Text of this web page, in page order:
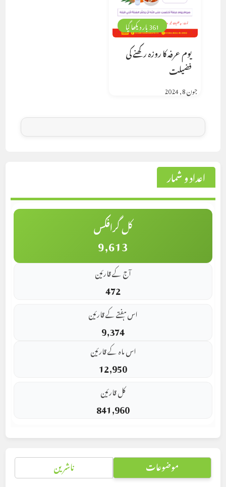
361 بار دیکھا گیا
یوم عرفہ کا روزہ رکھنے کی
فضیلت
جون 8, 2024
اعداد و شمار
کل گرافکس
9,613
آج کے قارئین
472
اس ہفتے کے قارئین
9,374
اس ماہ کے قارئین
12,950
کل قارئین
841,960
موضوعات ناشرین